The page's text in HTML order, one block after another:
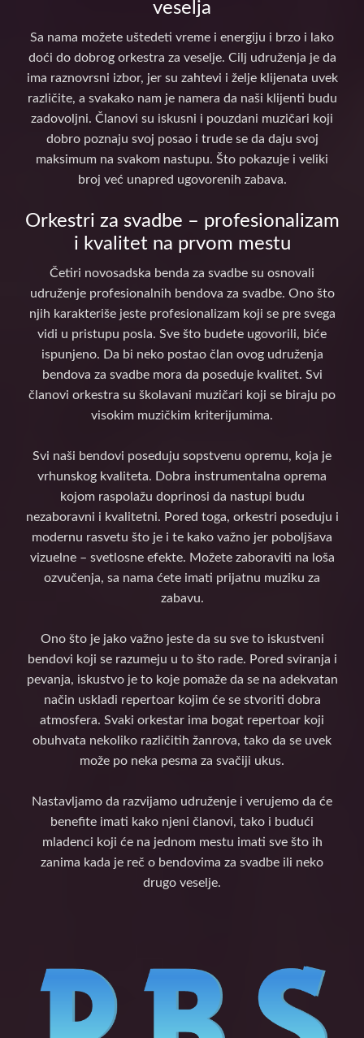
veselja
Sa nama možete uštedeti vreme i energiju i brzo i lako
doći do dobrog orkestra za veselje. Cilj udruženja je da
ima raznovrsni izbor, jer su zahtevi i želje klijenata uvek
različite, a svakako nam je namera da naši klijenti budu
zadovoljni. Članovi su iskusni i pouzdani muzičari koji
dobro poznaju svoj posao i trude se da daju svoj
maksimum na svakom nastupu. Što pokazuje i veliki
broj već unapred ugovorenih zabava.
Orkestri za svadbe – profesionalizam
i kvalitet na prvom mestu
Četiri novosadska benda za svadbe su osnovali
udruženje profesionalnih bendova za svadbe. Ono što
njih karakteriše jeste profesionalizam koji se pre svega
vidi u pristupu posla. Sve što budete ugovorili, biće
ispunjeno. Da bi neko postao član ovog udruženja
bendova za svadbe mora da poseduje kvalitet. Svi
članovi orkestra su školavani muzičari koji se biraju po
visokim muzičkim kriterijumima.
Svi naši bendovi poseduju sopstvenu opremu, koja je
vrhunskog kvaliteta. Dobra instrumentalna oprema
kojom raspolažu doprinosi da nastupi budu
nezaboravni i kvalitetni. Pored toga, orkestri poseduju i
modernu rasvetu što je i te kako važno jer poboljšava
vizuelne – svetlosne efekte. Možete zaboraviti na loša
ozvučenja, sa nama ćete imati prijatnu muziku za
zabavu.
Ono što je jako važno jeste da su sve to iskustveni
bendovi koji se razumeju u to što rade. Pored sviranja i
pevanja, iskustvo je to koje pomaže da se na adekvatan
način uskladi repertoar kojim će se stvoriti dobra
atmosfera. Svaki orkestar ima bogat repertoar koji
obuhvata nekoliko različitih žanrova, tako da se uvek
može po neka pesma za svačiji ukus.
Nastavljamo da razvijamo udruženje i verujemo da će
benefite imati kako njeni članovi, tako i budući
mladenci koji će na jednom mestu imati sve što ih
zanima kada je reč o bendovima za svadbe ili neko
drugo veselje.